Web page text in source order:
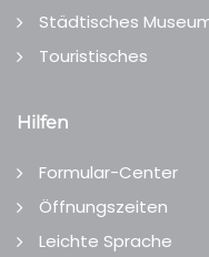
Städtisches
Touristisches
Hilfen
Formular-Center
Öffnungszeiten
Leichte Sprache